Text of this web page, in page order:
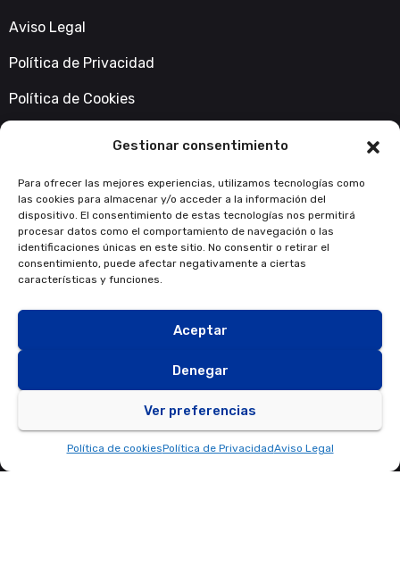
Gestionar consentimiento
Para ofrecer las mejores experiencias, utilizamos tecnologías como
las cookies para almacenar y/o acceder a la información del
dispositivo. El consentimiento de estas tecnologías nos permitirá
procesar datos como el comportamiento de navegación o las
identificaciones únicas en este sitio. No consentir o retirar el
consentimiento, puede afectar negativamente a ciertas
características y funciones.
Aceptar
Denegar
Ver preferencias
Política de cookiesPolítica de PrivacidadAviso Legal
Aviso Legal
Política de Privacidad
Política de Cookies
info@fondosnextgeneration.es